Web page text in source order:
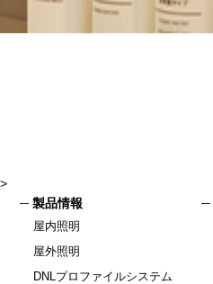
>
製品情報
屋内照明
屋外照明
DNLプロファイルシステム